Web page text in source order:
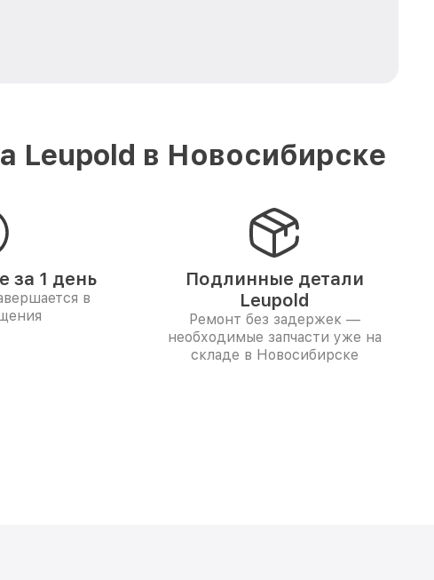
Leupold в Новосибирске
за 1 день
в
Подлинные детали
Leupold
Ремонт без задержек —
необходимые запчасти уже на
складе в Новосибирске